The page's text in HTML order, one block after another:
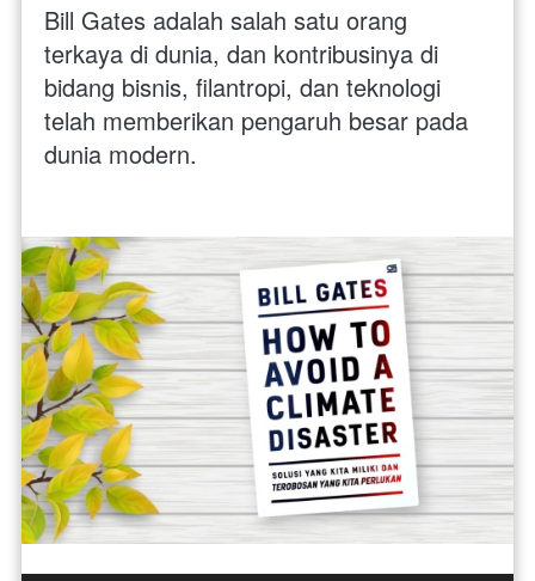
Bill Gates adalah salah satu orang
terkaya di dunia, dan kontribusinya di
bidang bisnis, filantropi, dan teknologi
telah memberikan pengaruh besar pada
dunia modern.